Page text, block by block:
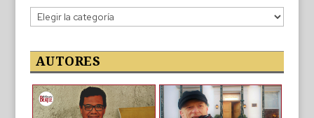
Categorías
de
publicaciones
AUTORES